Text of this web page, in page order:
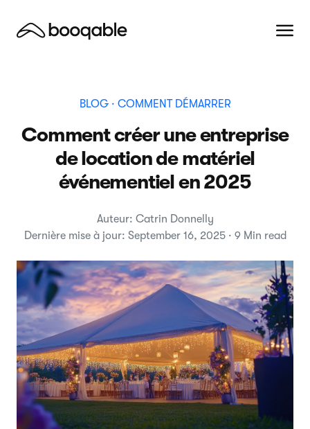
BLOG· COMMENT DÉMARRER
Comment créer une entreprise
de location de matériel
événementiel en 2025
Auteur: Catrin Donnelly
Dernière mise à jour: September 16, 2025 · 9 Min read